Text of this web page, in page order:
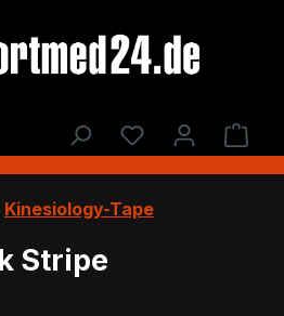
Du hast 0
Kinesiology-Tape
Stripe